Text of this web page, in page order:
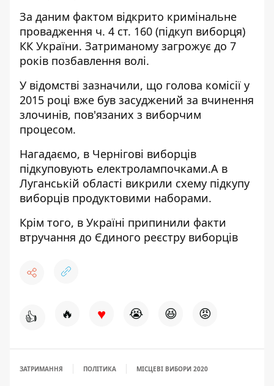
За даним фактом відкрито кримінальне
провадження ч. 4 ст. 160 (підкуп виборця)
КК України. Затриманому загрожує до 7
років позбавлення волі.
У відомстві зазначили, що голова комісії у
2015 році вже був засуджений за вчинення
злочинів, пов'язаних з виборчим
процесом.
Нагадаємо, в Чернігові виборців
підкуповують електролампочками.А в
Луганській області викрили схему підкупу
виборців продуктовими наборами.
Крім того, в Україні припинили факти
втручання до Єдиного реєстру виборців
👍 🔥 ♥ 😭 😆 😡
ЗАТРИМАННЯ ПОЛІТИКА МІСЦЕВІ ВИБОРИ 2020